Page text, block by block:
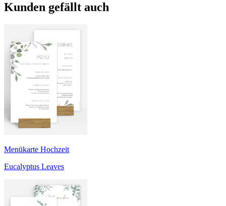
Kunden gefällt auch
Menükarte Hochzeit
Eucalyptus Leaves